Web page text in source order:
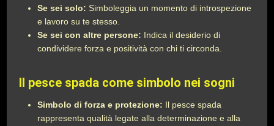
Se sei solo: Simboleggia un momento di introspezione
e lavoro su te stesso.
Se sei con altre persone: Indica il desiderio di
condividere forza e positività con chi ti circonda.
Il pesce spada come simbolo nei sogni
Simbolo di forza e protezione: Il pesce spada
rappresenta qualità legate alla determinazione e alla